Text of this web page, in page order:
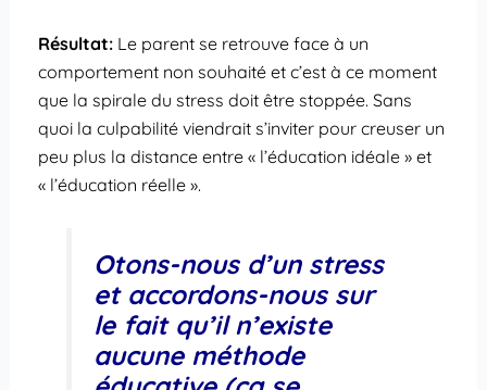
Résultat: Le parent se retrouve face à un
comportement non souhaité et c’est à ce moment
que la spirale du stress doit être stoppée. Sans
quoi la culpabilité viendrait s’inviter pour creuser un
peu plus la distance entre « l’éducation idéale » et
« l’éducation réelle ».
Otons-nous d’un stress
et accordons-nous sur
le fait qu’il n’existe
aucune méthode